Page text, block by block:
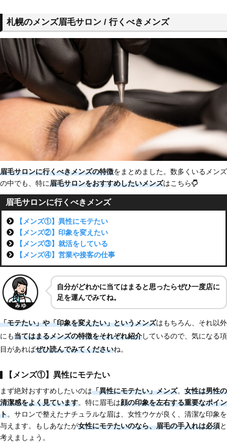
札幌のメンズ眉毛サロン / 行くべきメンズ
眉毛サロンに行くべきメンズの特徴をまとめました。数多くいるメンズ
の中でも、特に眉毛サロンをおすすめしたいメンズはこちら
眉毛サロンに行くべきメンズ
【メンズ①】異性にモテたい
【メンズ②】印象を変えたい
【メンズ③】就活をしている
【メンズ④】営業や接客の仕事
自分がどれかに当てはまると思ったらぜひ一度店に
足を運んでみてね。
「モテたい」や「印象を変えたい」というメンズはもちろん、それ以外
にも当てはまるメンズの特徴をそれぞれ紹介しているので、気になる項
目があればぜひ読んでみてくださいね。
【メンズ①】異性にモテたい
まず絶対おすすめしたいのは「異性にモテたい」メンズ。 女性は男性の
清潔感をよく見ています。特に眉毛は顔の印象を左右する重要なポイン
ト。サロンで整えたナチュラルな眉は、女性ウケが良く、清潔な印象を
与えます。もしあなたが女性にモテたいのなら、眉毛の手入れは必須と
考えましょう。